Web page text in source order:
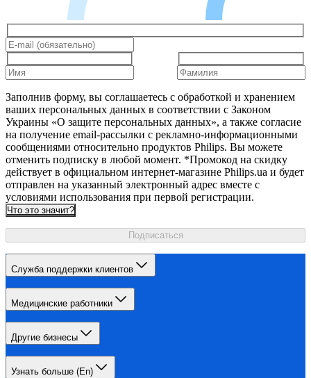
Заполнив форму, вы соглашаетесь с обработкой и хранением
ваших персональных данных в соответствии с Законом
Украины «О защите персональных данных», а также согласие
на получение email-рассылки с рекламно-информационными
сообщениями относительно продуктов Philips. Вы можете
отменить подписку в любой момент. *Промокод на скидку
действует в официальном интернет-магазине Philips.ua и будет
отправлен на указанный электронный адрес вместе с
условиями использования при первой регистрации.
Что это значит?
Подписаться
Служба поддержки клиентов
Медицинские работники
Другие бизнесы
Узнать больше (En)